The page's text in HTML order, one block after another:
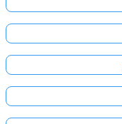
點擊
入！